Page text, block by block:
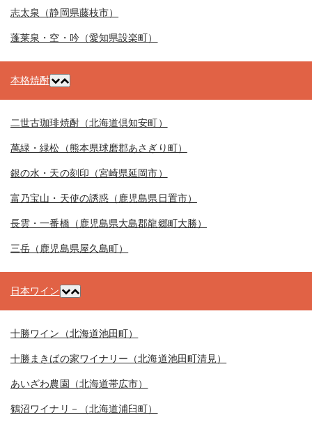
志太泉（静岡県藤枝市）
蓬莱泉・空・吟（愛知県設楽町）
本格焼酎
二世古珈琲焼酎（北海道倶知安町）
萬緑・緑松（熊本県球磨郡あさぎり町）
銀の水・天の刻印（宮崎県延岡市）
富乃宝山・天使の誘惑（鹿児島県日置市）
長雲・一番橋（鹿児島県大島郡龍郷町大勝）
三岳（鹿児島県屋久島町）
日本ワイン
十勝ワイン（北海道池田町）
十勝まきばの家ワイナリー（北海道池田町清見）
あいざわ農園（北海道帯広市）
鶴沼ワイナリ－（北海道浦臼町）